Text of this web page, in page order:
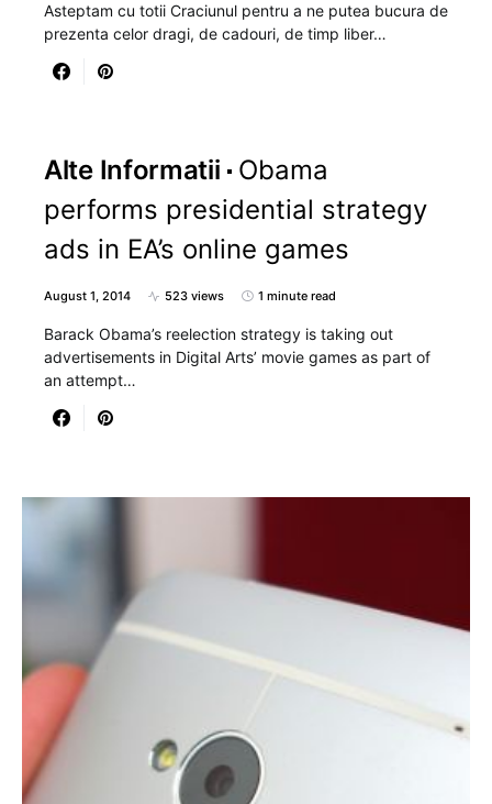
Asteptam cu totii Craciunul pentru a ne putea bucura de
prezenta celor dragi, de cadouri, de timp liber…
Alte Informatii
Obama
performs presidential strategy
ads in EA’s online games
August 1, 2014 523 views 1 minute read
Barack Obama’s reelection strategy is taking out
advertisements in Digital Arts’ movie games as part of
an attempt…